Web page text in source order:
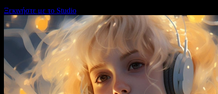
Ξεκινήστε με το Studio